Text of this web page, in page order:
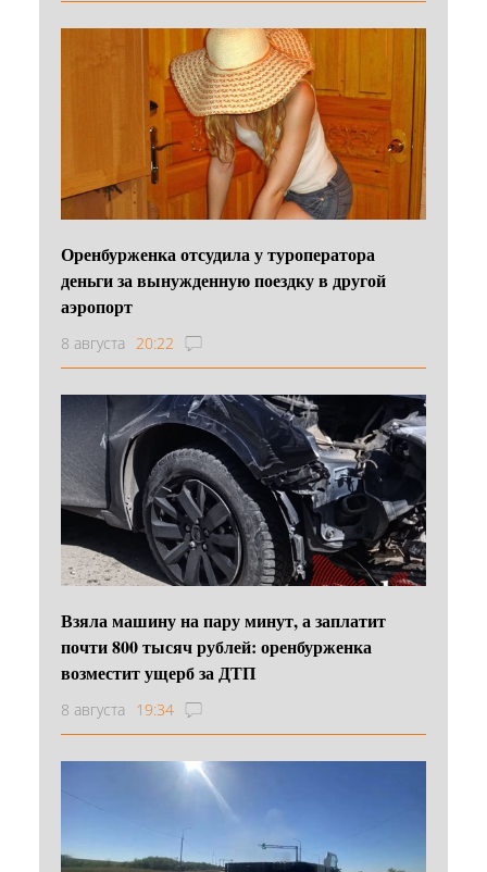
Оренбурженка отсудила у туроператора
деньги за вынужденную поездку в другой
аэропорт
8 августа 20:22
Взяла машину на пару минут, а заплатит
почти 800 тысяч рублей: оренбурженка
возместит ущерб за ДТП
8 августа 19:34